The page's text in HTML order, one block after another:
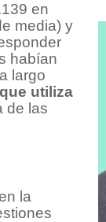
en
media) y
habían
largo
utiliza
de las
la